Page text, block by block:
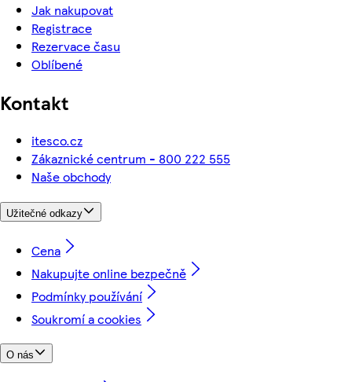
Jak nakupovat
Registrace
Rezervace času
Oblíbené
Kontakt
itesco.cz
Zákaznické centrum - 800 222 555
Naše obchody
Užitečné odkazy
Cena
Nakupujte online bezpečně
Podmínky používání
Soukromí a cookies
O nás